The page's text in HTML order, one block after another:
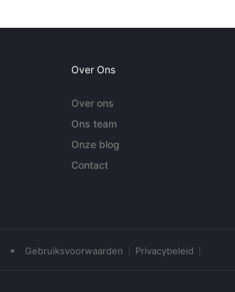
Over Ons
Over ons
Ons team
Onze blog
Contact
• Gebruiksvoorwaarden Privacybeleid